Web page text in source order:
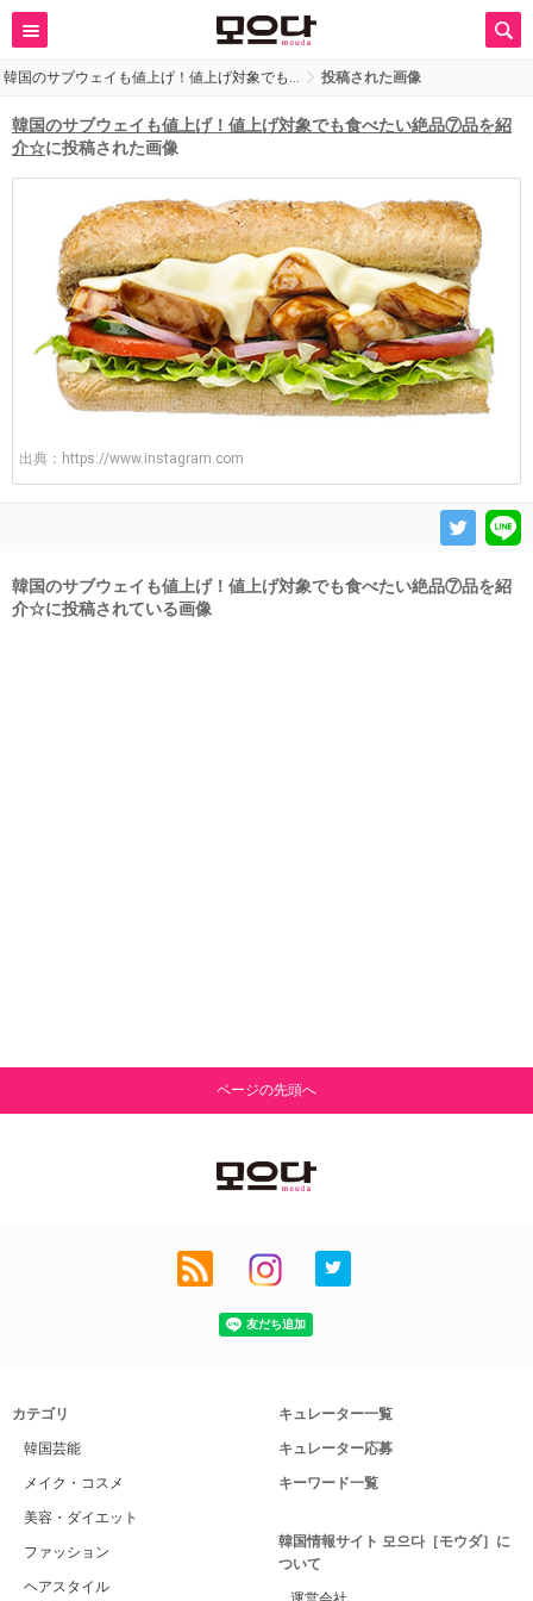
韓国のサブウェイも値上げ！値上げ対象でも… 投稿された画像
韓国のサブウェイも値上げ！値上げ対象でも食べたい絶品⑦品を紹
介☆に投稿された画像
出典： https://www.instagram.com
韓国のサブウェイも値上げ！値上げ対象でも食べたい絶品⑦品を紹
介☆に投稿されている画像
ページの先頭へ
カテゴリ
韓国芸能
メイク・コスメ
美容・ダイエット
ファッション
ヘアスタイル
キュレーター一覧
キュレーター応募
キーワード一覧
韓国情報サイト 모으다［モウダ］に
ついて